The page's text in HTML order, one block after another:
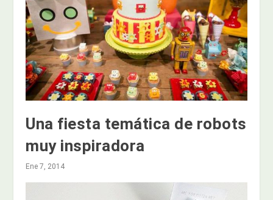
Una fiesta temática de robots
muy inspiradora
Ene 7, 2014